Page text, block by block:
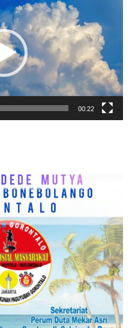
00:22